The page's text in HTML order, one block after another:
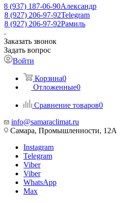
8 (937) 187-06-90Александр
8 (927) 206-97-92Telegram
8 (927) 206-97-92Рамиль
Заказать звонок
Задать вопрос
Войти
Корзина0
Отложенные0
Сравнение товаров0
info@samaraclimat.ru
Самара, Промышленности, 12А
Instagram
Telegram
Viber
Viber
WhatsApp
Max